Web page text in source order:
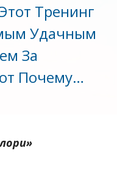
Тренинг
Удачным
За
Почему…